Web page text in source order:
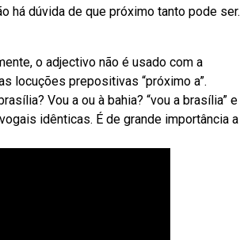
há dúvida de que próximo tanto pode ser.
o adjectivo não é usado com a
locuções prepositivas “próximo a”.
Vou a ou à bahia? “vou a brasília” e
idênticas. É de grande importância a